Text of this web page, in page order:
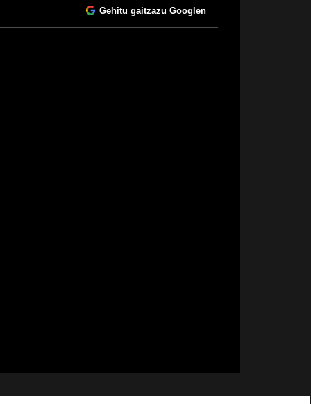
Gehitu gaitzazu Googlen